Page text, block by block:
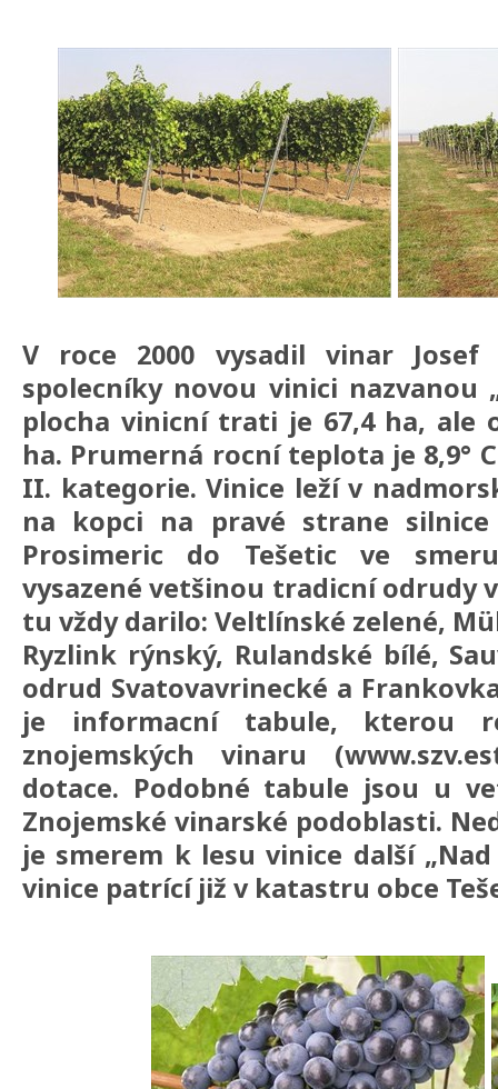
V roce 2000 vysadil vinar Josef
spolecníky novou vinici nazvanou
plocha vinicní trati je 67,4 ha, ale
ha. Prumerná rocní teplota je 8,9°
II. kategorie. Vinice leží v
na kopci na pravé strane
Prosimeric do Tešetic ve
vysazené vetšinou tradicní odrudy
tu vždy darilo: Veltlínské zelené,
Ryzlink rýnský, Rulandské bílé,
odrud Svatovavrinecké a
je informacní tabule, kterou
znojemských vinaru
dotace. Podobné tabule jsou u
Znojemské vinarské podoblasti.
je smerem k lesu vinice další
vinice patrící již v katastru obce